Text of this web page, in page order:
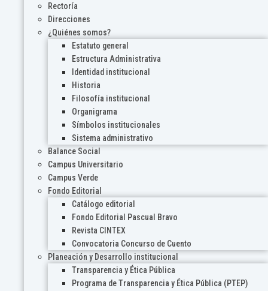
Rectoría
Direcciones
¿Quiénes somos?
Estatuto general
Estructura Administrativa
Identidad institucional
Historia
Filosofía institucional
Organigrama
Símbolos institucionales
Sistema administrativo
Balance Social
Campus Universitario
Campus Verde
Fondo Editorial
Catálogo editorial
Fondo Editorial Pascual Bravo
Revista CINTEX
Convocatoria Concurso de Cuento
Planeación y Desarrollo institucional
Transparencia y Ética Pública
Programa de Transparencia y Ética Pública (PTEP)